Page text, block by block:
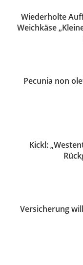
Wiederholte
Weichkäse
Pecunia non
Kickl:
Versicherung